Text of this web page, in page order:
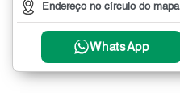
Endereço no círculo do mapa
WhatsApp